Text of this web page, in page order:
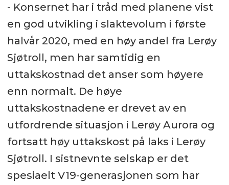
- Konsernet har i tråd med planene vist
en god utvikling i slaktevolum i første
halvår 2020, med en høy andel fra Lerøy
Sjøtroll, men har samtidig en
uttakskostnad det anser som høyere
enn normalt. De høye
uttakskostnadene er drevet av en
utfordrende situasjon i Lerøy Aurora og
fortsatt høy uttakskost på laks i Lerøy
Sjøtroll. I sistnevnte selskap er det
spesiaelt V19-generasjonen som har